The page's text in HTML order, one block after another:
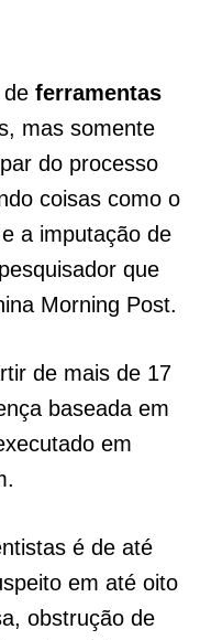
ferramentas
mas somente
do processo
coisas como o
a imputação de
que
Morning Post.
de mais de 17
baseada em
em
é de até
em até oito
obstrução de